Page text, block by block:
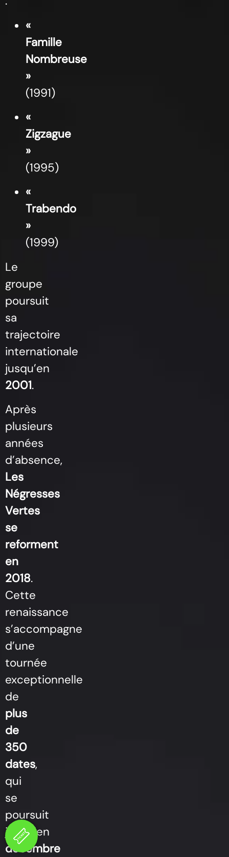
«
Famille
Nombreuse
»
(1991)
«
Zigzague
»
(1995)
«
Trabendo
»
(1999)
Le
groupe
poursuit
sa
trajectoire
internationale
jusqu’en
2001.
Après
plusieurs
années
d’absence,
Les
Négresses
Vertes
se
reforment
en
2018.
Cette
renaissance
s’accompagne
d’une
tournée
exceptionnelle
de
plus
de
350
dates,
qui
se
poursuit
jusqu’en
décembre